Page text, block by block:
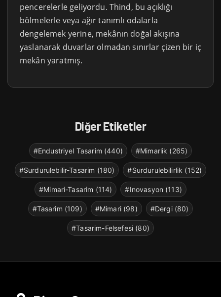
pencerelerle geliyordu. Thind, bu açıklığı
bölmelerle veya ağır tanımlı odalarla
dengelemek yerine, mekânın doğal akışına
yaslanarak duvarlar olmadan sınırlar çizen bir iç
mekân yaratmış.
Diğer Etiketler
#Endustriyel Tasarim (440) #Mimarlik (265)
#Surdurulebilir-Tasarim (180) #Surdurulebilirlik (152)
#Mimari-Tasarim (114) #Inovasyon (113)
#Tasarim (109) #Mimari (98) #Dergi (80)
#Tasarim-Felsefesi (80)